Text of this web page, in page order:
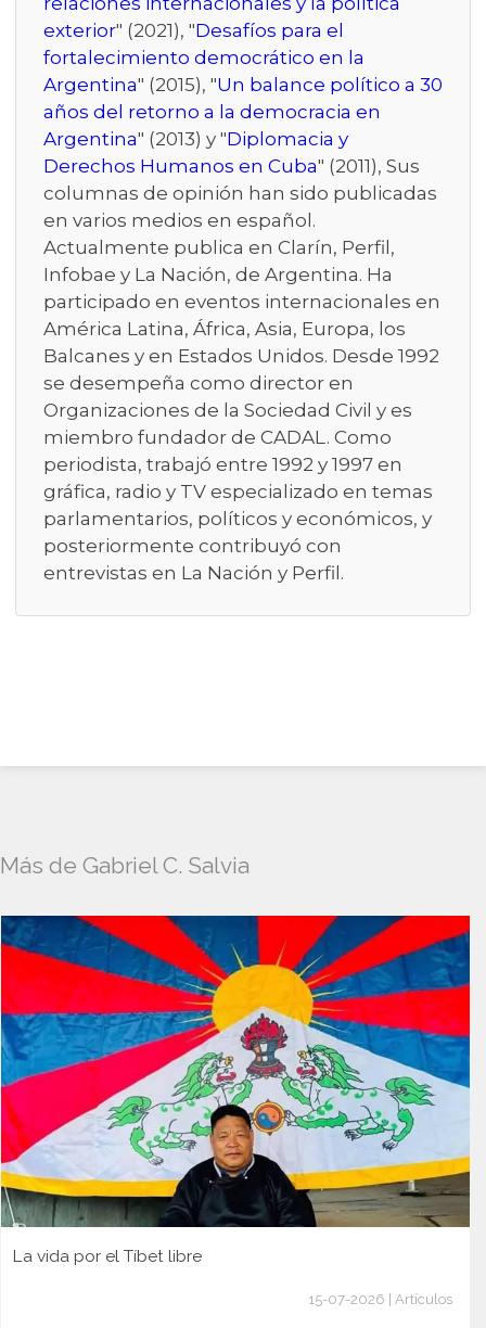
exterior" (2021), "Desafíos para el
fortalecimiento democrático en la
Argentina" (2015), "Un balance político a 30
años del retorno a la democracia en
Argentina" (2013) y "Diplomacia y
Derechos Humanos en Cuba" (2011), Sus
columnas de opinión han sido publicadas
en varios medios en español.
Actualmente publica en Clarín, Perfil,
Infobae y La Nación, de Argentina. Ha
participado en eventos internacionales en
América Latina, África, Asia, Europa, los
Balcanes y en Estados Unidos. Desde 1992
se desempeña como director en
Organizaciones de la Sociedad Civil y es
miembro fundador de CADAL. Como
periodista, trabajó entre 1992 y 1997 en
gráfica, radio y TV especializado en temas
parlamentarios, políticos y económicos, y
posteriormente contribuyó con
entrevistas en La Nación y Perfil.
Más de Gabriel C. Salvia
La vida por el Tíbet libre
15-07-2026 | Artículos